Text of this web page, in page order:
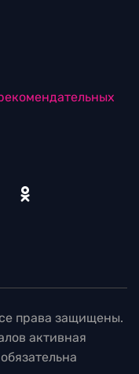
права защищены.
активная